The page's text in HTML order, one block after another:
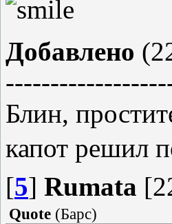
Добавлено
Блин,
капот решил
[5] Rumata
Quote (Барс)